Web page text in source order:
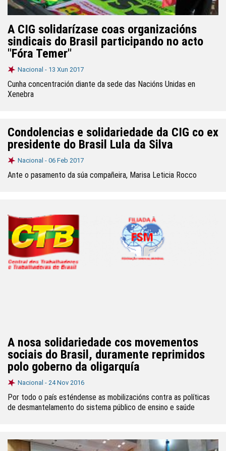
A CIG solidarízase coas organizacións
sindicais do Brasil participando no acto
"Fóra Temer"
Nacional - 13 Xun 2017
Cunha concentración diante da sede das Nacións Unidas en
Xenebra
Condolencias e solidariedade da CIG co ex
presidente do Brasil Lula da Silva
Nacional - 06 Feb 2017
Ante o pasamento da súa compañeira, Marisa Leticia Rocco
A nosa solidariedade cos movementos
sociais do Brasil, duramente reprimidos
polo goberno da oligarquía
Nacional - 24 Nov 2016
Por todo o país esténdense as mobilizacións contra as políticas
de desmantelamento do sistema público de ensino e saúde